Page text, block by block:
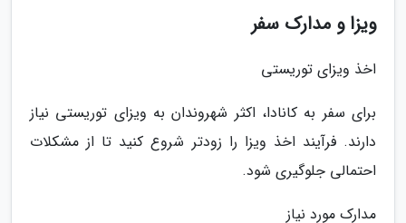
ویزا و مدارک سفر
اخذ ویزای توریستی
برای سفر به کانادا، اکثر شهروندان به ویزای توریستی نیاز
دارند. فرآیند اخذ ویزا را زودتر شروع کنید تا از مشکلات
احتمالی جلوگیری شود.
مدارک مورد نیاز